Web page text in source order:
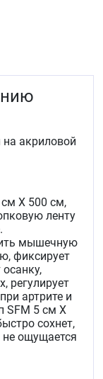
на акриловой
см Х 500 см,
ленту
мышечную
фиксирует
регулирует
артрите и
SFM 5 см Х
сохнет,
не ощущается